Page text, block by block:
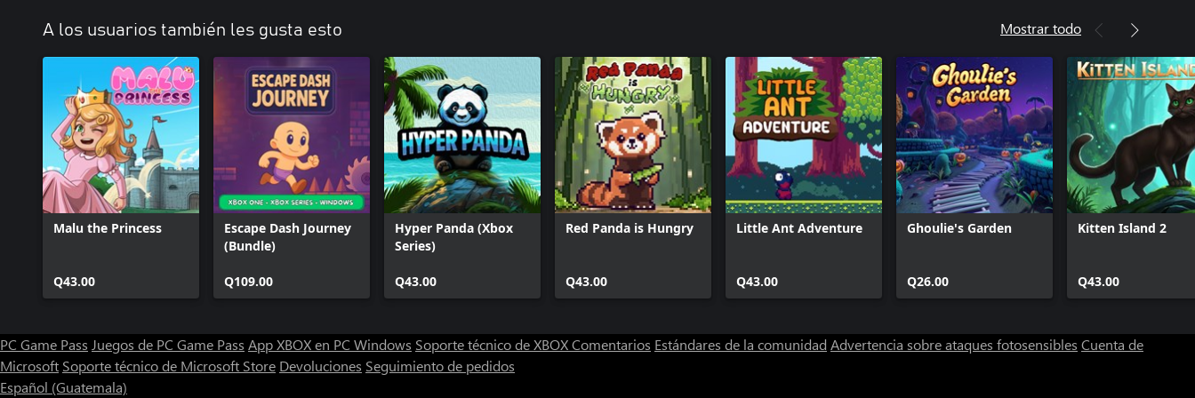
A los usuarios también les gusta esto Mostrar todo
Malu the Princess
Q43.00
Escape Dash Journey
(Bundle)
Q109.00
Hyper Panda (Xbox
Series)
Q43.00
Red Panda is Hungry
Q43.00
Little Ant Adventure
Q43.00
Ghoulie's Garden
Q26.00
Kitten Island 2
Q43.00
PC Game Pass Juegos de PC Game Pass App XBOX en PC Windows Soporte técnico de XBOXComentarios Estándares de la comunidad Advertencia sobre ataques fotosensibles Cuenta de
Microsoft Soporte técnico de Microsoft Store Devoluciones Seguimiento de pedidos
Español (Guatemala)